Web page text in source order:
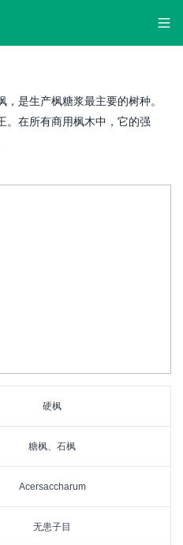
是生产枫糖浆最主要的树种。
。在所有商用枫木中，它的强
硬枫
糖枫、石枫
Acersaccharum
无患子目